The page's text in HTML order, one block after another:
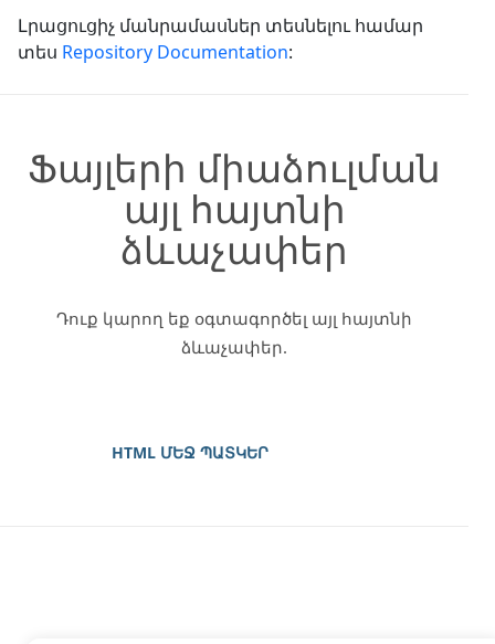
Լրացուցիչ մանրամասներ տեսնելու համար
տես Repository Documentation:
Ֆայլերի միաձուլման
այլ հայտնի
ձևաչափեր
Դուք կարող եք օգտագործել այլ հայտնի
ձևաչափեր.
HTML ՄԵՋ ՊԱՏԿԵՐ